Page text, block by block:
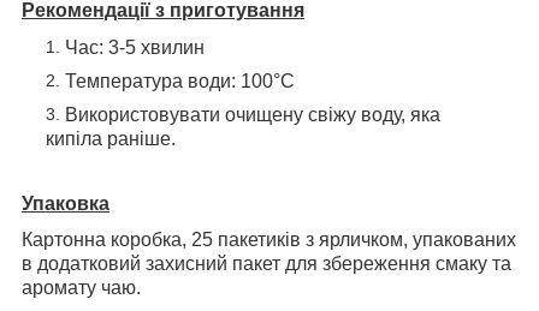
Рекомендації з приготування
Час: 3-5 хвилин
Температура води: 100°С
Використовувати очищену свіжу воду, яка
кипіла раніше.
Упаковка
Картонна коробка, 25 пакетиків з ярличком, упакованих
в додатковий захисний пакет для збереження смаку та
аромату чаю.